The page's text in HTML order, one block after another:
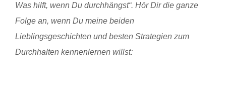
Was hilft, wenn Du durchhängst“. Hör Dir die ganze
Folge an, wenn Du meine beiden
Lieblingsgeschichten und besten Strategien zum
Durchhalten kennenlernen willst: